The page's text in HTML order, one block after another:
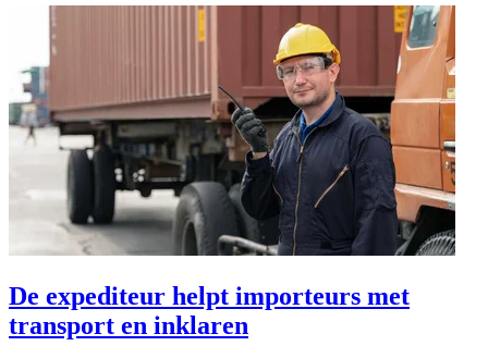
De expediteur helpt importeurs met
transport en inklaren